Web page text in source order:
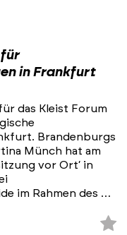
für
in Frankfurt
das Kleist Forum
Brandenburgs
Münch hat am
vor Ort‘ in
im Rahmen des …